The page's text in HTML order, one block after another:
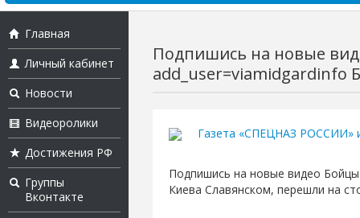
Главная
Личный кабинет
Новости
Видеоролики
Достижения РФ
Группы
Вконтакте
Подпишись на новые
add_user=viamidgardinfo
Газета «СПЕЦНАЗ РОССИИ»
Подпишись на новые видео
Киева Славянском, перешли на